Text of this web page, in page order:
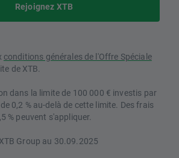
Rejoignez XTB
conditions générales de l'Offre Spéciale
de XTB.
dans la limite de 100 000 € investis par
0,2 % au-delà de cette limite. Des frais
% peuvent s'appliquer.
Group au 30.09.2025